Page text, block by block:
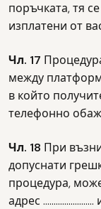
поръчката, тя
изплатени от
Чл. 17
между
в който
телефонно
Чл. 18 При
допуснати
процедура,
адрес ……………………